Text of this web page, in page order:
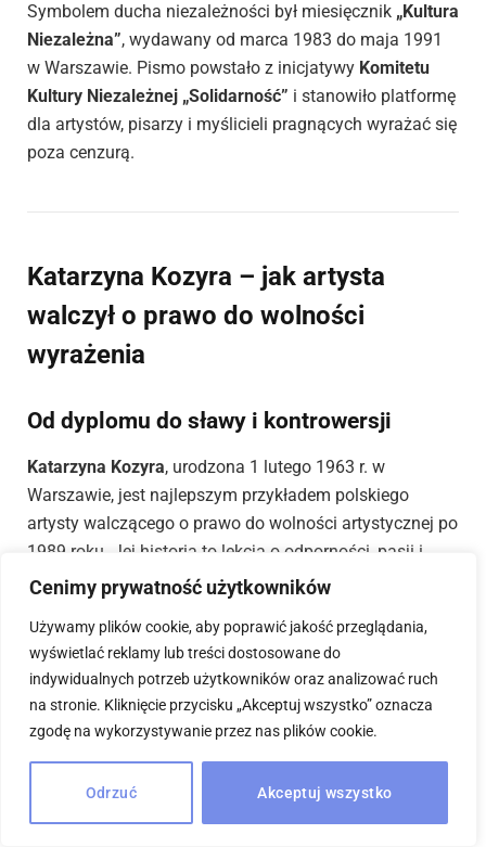
Cenimy prywatność użytkowników
Używamy plików cookie, aby poprawić jakość przeglądania,
wyświetlać reklamy lub treści dostosowane do
indywidualnych potrzeb użytkowników oraz analizować ruch
na stronie. Kliknięcie przycisku „Akceptuj wszystko” oznacza
zgodę na wykorzystywanie przez nas plików cookie.
Odrzuć Akceptuj wszystko
Symbolem ducha niezależności był miesięcznik „Kultura
Niezależna”, wydawany od marca 1983 do maja 1991
w Warszawie. Pismo powstało z inicjatywy Komitetu
Kultury Niezależnej „Solidarność” i stanowiło platformę
dla artystów, pisarzy i myślicieli pragnących wyrażać się
poza cenzurą.
Katarzyna Kozyra – jak artysta
walczył o prawo do wolności
wyrażenia
Od dyplomu do sławy i kontrowersji
Katarzyna Kozyra, urodzona 1 lutego 1963 r. w
Warszawie, jest najlepszym przykładem polskiego
artysty walczącego o prawo do wolności artystycznej po
1989 roku. Jej historia to lekcja o odporności, pasji i
niezłomności w obliczu ogromnego społecznego oporu.
Kozyra studiowała germanistykę na Uniwersytecie
Warszawskim (1985–1988), a dopiero później trafiła do
Akademii Sztuk Pięknych w Warszawie, do legendarnej
pracowni prof. Grzegorza Kowalskiego. Dyplom
uzyskała w 1993 roku z pracą zatytułowaną„Piramida
zwierząt (konia, psa, kota i koguta) ustawionych jedno
na drugim.